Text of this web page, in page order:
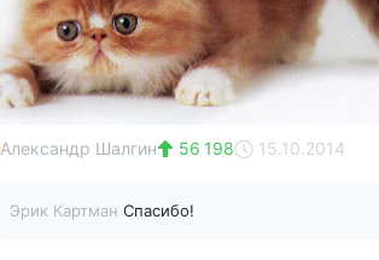
Александр Шалгин 56 198 15.10.2014
Эрик Картман Спасибо!